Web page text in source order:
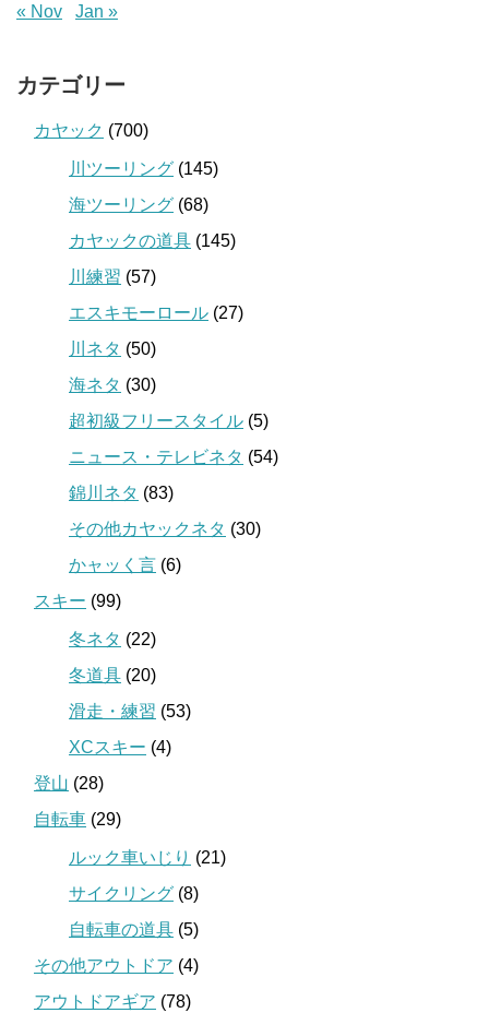
« Nov Jan »
カテゴリー
カヤック (700)
川ツーリング (145)
海ツーリング (68)
カヤックの道具 (145)
川練習 (57)
エスキモーロール (27)
川ネタ (50)
海ネタ (30)
超初級フリースタイル (5)
ニュース・テレビネタ (54)
錦川ネタ (83)
その他カヤックネタ (30)
かャッく言 (6)
スキー (99)
冬ネタ (22)
冬道具 (20)
滑走・練習 (53)
XCスキー (4)
登山 (28)
自転車 (29)
ルック車いじり (21)
サイクリング (8)
自転車の道具 (5)
その他アウトドア (4)
アウトドアギア (78)